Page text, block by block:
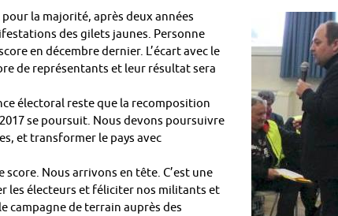
la majorité, après deux années
des gilets jaunes. Personne
en décembre dernier. L’écart avec le
de représentants et leur résultat sera
électoral reste que la recomposition
se poursuit. Nous devons poursuivre
et transformer le pays avec
Nous arrivons en tête. C’est une
les électeurs et féliciter nos militants et
de terrain auprès des